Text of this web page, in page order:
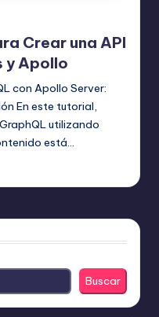
Crear una API
y Apollo
con Apollo Server:
En este tutorial,
utilizando
está…
Buscar